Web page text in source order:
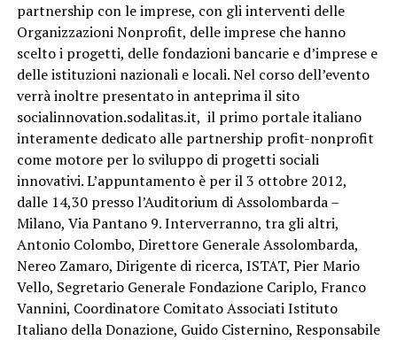
partnership con le imprese, con gli interventi delle
Organizzazioni Nonprofit, delle imprese che hanno
scelto i progetti, delle fondazioni bancarie e d’imprese e
delle istituzioni nazionali e locali. Nel corso dell’evento
verrà inoltre presentato in anteprima il sito
socialinnovation.sodalitas.it, il primo portale italiano
interamente dedicato alle partnership profit-nonprofit
come motore per lo sviluppo di progetti sociali
innovativi. L’appuntamento è per il 3 ottobre 2012,
dalle 14,30 presso l’Auditorium di Assolombarda –
Milano, Via Pantano 9. Interverranno, tra gli altri,
Antonio Colombo, Direttore Generale Assolombarda,
Nereo Zamaro, Dirigente di ricerca, ISTAT, Pier Mario
Vello, Segretario Generale Fondazione Cariplo, Franco
Vannini, Coordinatore Comitato Associati Istituto
Italiano della Donazione, Guido Cisternino, Responsabile